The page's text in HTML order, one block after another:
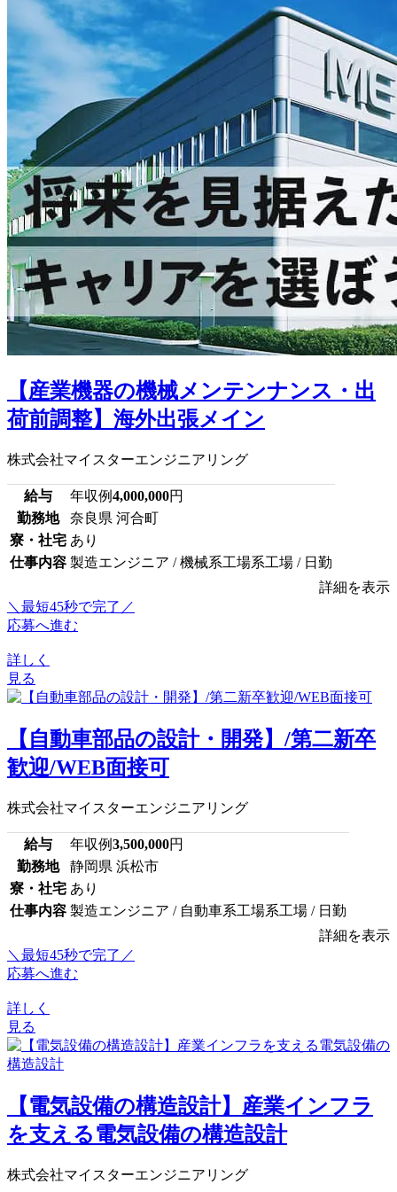
【産業機器の機械メンテンナンス・出
荷前調整】海外出張メイン
株式会社マイスターエンジニアリング
給与 年収例4,000,000円
勤務地
奈良県 河合町
寮・社宅 あり
仕事内容 製造エンジニア / 機械系工場系工場 / 日勤
詳細を表示
＼最短45秒で完了／
応募へ進む
詳しく
見る
【自動車部品の設計・開発】/第二新卒
歓迎/WEB面接可
株式会社マイスターエンジニアリング
給与 年収例3,500,000円
勤務地
静岡県 浜松市
寮・社宅 あり
仕事内容 製造エンジニア / 自動車系工場系工場 / 日勤
詳細を表示
＼最短45秒で完了／
応募へ進む
詳しく
見る
【電気設備の構造設計】産業インフラ
を支える電気設備の構造設計
株式会社マイスターエンジニアリング